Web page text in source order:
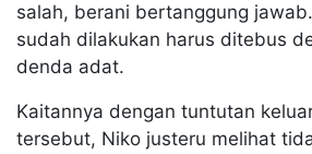
salah, berani bertanggung
sudah dilakukan harus ditebus
denda adat.
Kaitannya dengan tuntutan
tersebut, Niko justeru melihat